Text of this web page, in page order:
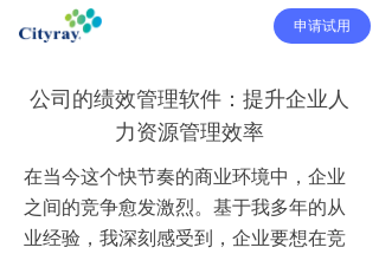
申请试用
公司的绩效管理软件：提升企业人
力资源管理效率
在当今这个快节奏的商业环境中，企业
之间的竞争愈发激烈。基于我多年的从
业经验，我深刻感受到，企业要想在竞